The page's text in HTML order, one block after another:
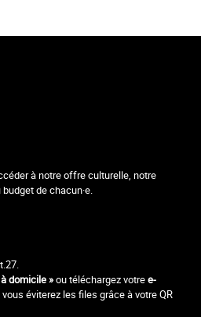
à notre offre culturelle, notre
de chacun·e.
domicile »ou téléchargez votree-
éviterez les files grâce à votre QR